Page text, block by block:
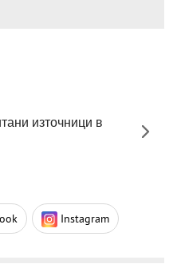
източници в
Instagram